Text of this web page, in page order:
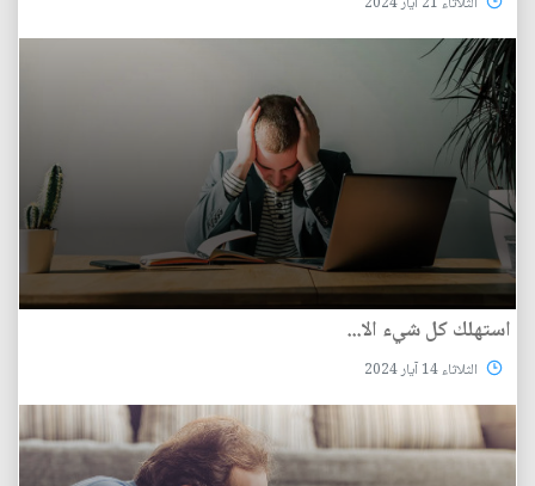
استهلك كل شيء الا...
الثلاثاء 14 آيار 2024